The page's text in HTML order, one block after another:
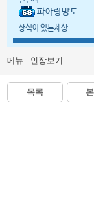
파아랑망토
상식이 있는세상
메뉴 인장보기
목록